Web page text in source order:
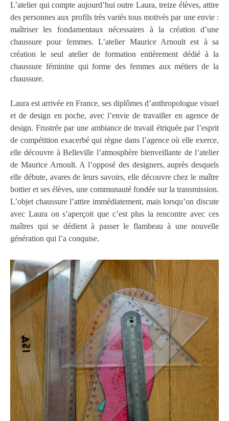
L’atelier qui compte aujourd’hui outre Laura, treize élèves, attire
des personnes aux profils très variés tous motivés par une envie :
maîtriser les fondamentaux nécessaires à la création d’une
chaussure pour femmes. L’atelier Maurice Arnoult est à sa
création le seul atelier de formation entièrement dédié à la
chaussure féminine qui forme des femmes aux métiers de la
chaussure.
Laura est arrivée en France, ses diplômes d’anthropologue visuel
et de design en poche, avec l’envie de travailler en agence de
design. Frustrée par une ambiance de travail étriquée par l’esprit
de compétition exacerbé qui règne dans l’agence où elle exerce,
elle découvre à Belleville l’atmosphère bienveillante de l’atelier
de Maurice Arnoult. A l’opposé des designers, auprès desquels
elle débute, avares de leurs savoirs, elle découvre chez le maître
bottier et ses élèves, une communauté fondée sur la transmission.
L’objet chaussure l’attire immédiatement, mais lorsqu’on discute
avec Laura on s’aperçoit que c’est plus la rencontre avec ces
maîtres qui se dédient à passer le flambeau à une nouvelle
génération qui l’a conquise.